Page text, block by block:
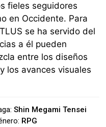
fieles seguidores
en Occidente. Para
se ha servido del
a él pueden
entre los diseños
los avances visuales
Shin Megami Tensei
RPG